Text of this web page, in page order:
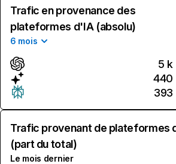
Trafic en provenance des
plateformes d'IA (absolu)
6 mois
5 k
440
393
Trafic provenant de plateformes
(part du total)
Le mois dernier